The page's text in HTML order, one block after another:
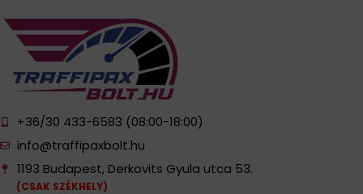
+36/30 433-6583 (08:00-18:00)
info@traffipaxbolt.hu
1193 Budapest, Derkovits Gyula utca 53.
(CSAK SZÉKHELY)